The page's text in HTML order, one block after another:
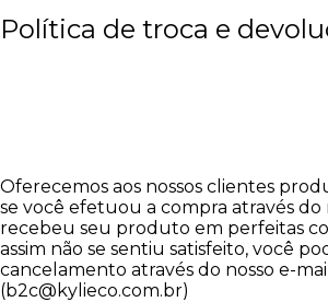
Política de troca e
Oferecemos aos nossos clientes
se você efetuou a compra através do
recebeu seu produto em perfeitas
assim não se sentiu satisfeito, você
cancelamento através do nosso e-
(b2c@kylieco.com.br)